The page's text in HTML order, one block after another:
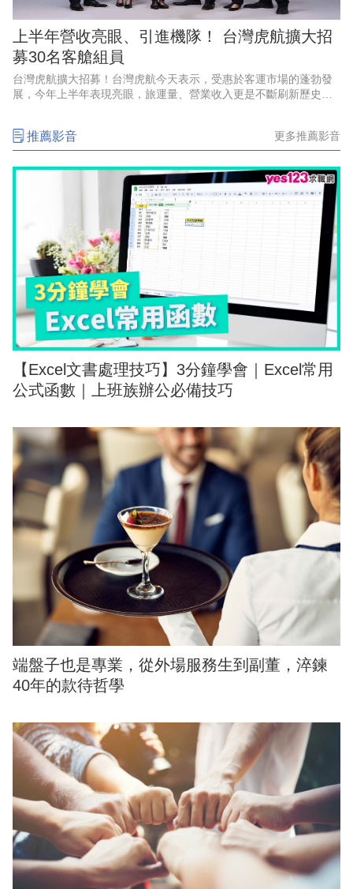
上半年營收亮眼、引進機隊！ 台灣虎航擴大招
募30名客艙組員
台灣虎航擴大招募！台灣虎航今天表示，受惠於客運市場的蓬勃發
展，今年上半年表現亮眼，旅運量、營業收入更是不斷刷新歷史紀
推薦影音 更多推薦影音
【Excel文書處理技巧】3分鐘學會｜Excel常用
公式函數｜上班族辦公必備技巧
端盤子也是專業，從外場服務生到副董，淬鍊
40年的款待哲學